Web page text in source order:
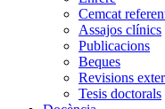
Cemcat
Assajos clínics
Publicacions
Beques
Revisions
Tesis doctorals